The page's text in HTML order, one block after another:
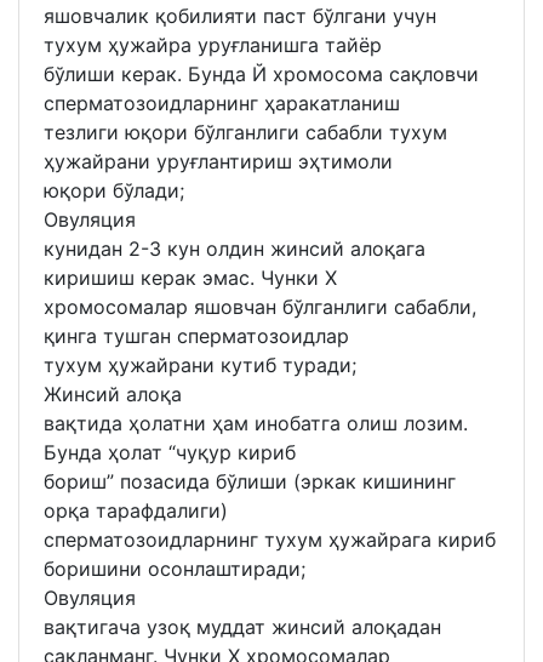
яшовчалик қобилияти паст бўлгани учун
тухум ҳужайра уруғланишга тайёр
бўлиши керак. Бунда Й хромосома сақловчи
сперматозоидларнинг ҳаракатланиш
тезлиги юқори бўлганлиги сабабли тухум
ҳужайрани уруғлантириш эҳтимоли
юқори бўлади;
Овуляция
кунидан 2-3 кун олдин жинсий алоқага
киришиш керак эмас. Чунки Х
хромосомалар яшовчан бўлганлиги сабабли,
қинга тушган сперматозоидлар
тухум ҳужайрани кутиб туради;
Жинсий алоқа
вақтида ҳолатни ҳам инобатга олиш лозим.
Бунда ҳолат “чуқур кириб
бориш” позасида бўлиши (эркак кишининг
орқа тарафдалиги)
сперматозоидларнинг тухум ҳужайрага кириб
боришини осонлаштиради;
Овуляция
вақтигача узоқ муддат жинсий алоқадан
сақланманг. Чунки Х хромосомалар